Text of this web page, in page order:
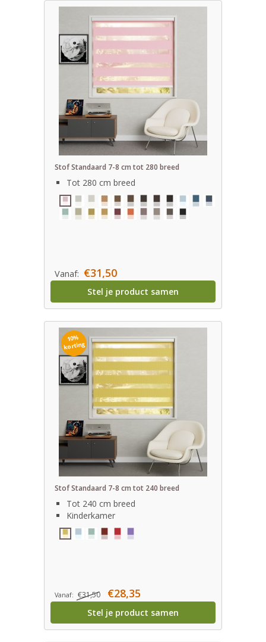
Stof Standaard 7-8 cm tot 280 breed
Tot 280 cm breed
Vanaf: €31,50
Stel je product samen
10%
korting
Stof Standaard 7-8 cm tot 240 breed
Tot 240 cm breed
Kinderkamer
Vanaf: €31,50 €28,35
Stel je product samen